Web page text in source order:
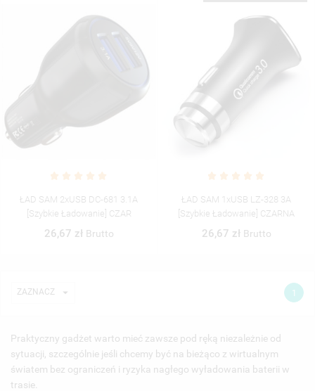
ŁAD SAM 2xUSB DC-681 3.1A
[szybkie Ładowanie] CZAR
26,67 zł Brutto
ŁAD SAM 1xUSB LZ-328 3A
[szybkie Ładowanie] CZARNA
26,67 zł Brutto
ZAZNACZ  1
Praktyczny gadżet warto mieć zawsze pod ręką niezależnie od
sytuacji, szczególnie jeśli chcemy być na bieżąco z wirtualnym
światem bez ograniczeń i ryzyka nagłego wyładowania baterii w
trasie.